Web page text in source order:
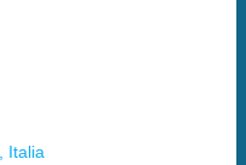
Italia